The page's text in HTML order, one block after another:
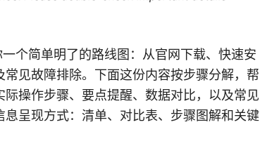
简单明了的路线图：从官网下载、快速安
见故障排除。下面这份内容按步骤分解，帮
操作步骤、要点提醒、数据对比，以及常见
呈现方式：清单、对比表、步骤图解和关键